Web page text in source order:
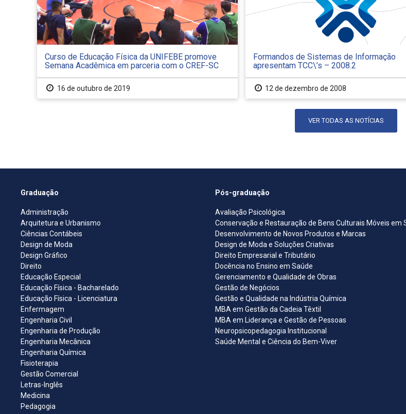
Curso de Educação Física da UNIFEBE promove
Semana Acadêmica em parceria com o CREF-SC
16 de outubro de 2019
Formandos de Sistemas de Informação
apresentam TCC\’s – 2008.2
12 de dezembro de 2008
VER TODAS AS NOTÍCIAS
Graduação
Administração
Arquitetura e Urbanismo
Ciências Contábeis
Design de Moda
Design Gráfico
Direito
Educação Especial
Educação Física - Bacharelado
Educação Física - Licenciatura
Enfermagem
Engenharia Civil
Engenharia de Produção
Engenharia Mecânica
Engenharia Química
Fisioterapia
Gestão Comercial
Letras-Inglês
Medicina
Pedagogia
Pós-graduação
Avaliação Psicológica
Conservação e Restauração de Bens Culturais Móveis em
Desenvolvimento de Novos Produtos e Marcas
Design de Moda e Soluções Criativas
Direito Empresarial e Tributário
Docência no Ensino em Saúde
Gerenciamento e Qualidade de Obras
Gestão de Negócios
Gestão e Qualidade na Indústria Química
MBA em Gestão da Cadeia Têxtil
MBA em Liderança e Gestão de Pessoas
Neuropsicopedagogia Institucional
Saúde Mental e Ciência do Bem-Viver